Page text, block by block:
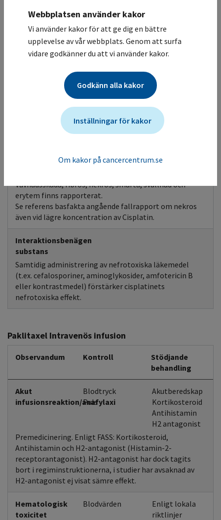
Antiemetika ges enligt lokala protokoll.
Extravasering
Gul (Låg
koncentration)
Vävnadsretande vid låg koncentration/liten mängd,
men ger sällan allvarlig skada (medelhög risk för
vävnadsskada).
Se referens basfakta angående fallrapport om nekros
Extravasering
(>0,4 mg/ml) -risk för nekros (hög risk för
Vävnadsskada, fibros, nekros, smärta, svullnad och
erytem finns rapporterat.
Se referens basfakta angående fallrapport om nekros
även vid lägre koncentration av Cisplatin.
Interaktionsbenägen
substans
Samtidig administrering av nefrotoxiska läkemedel
(t.ex. cefalosporiner, aminoglykosider, amfotericin B
eller kontrastmedel) förstärker cisplatinets
nefrotoxiska effekt.
Paklitaxel Intravenös infusion
Observandum Kontroll
Stödjande
behandling
Akut
infusionsreaktion/anafylaxi
Blodtryck
Akutberedskap
Puls
Kortikosteroid
Antihistamin
H2 antagonist
Premedicinering. Enligt FASS: Kortikosteroid,
Antihistamin och H2-antagonist (Histamin-2-
receptorantagonist). H2-antagonist har dock tagits
bort i regiminstruktionerna, i studier har avsaknad av
H2-antagonist ej visat sämre effekt.
Hematologisk
toxicitet
Blodvärden
Enligt lokala
riktlinjer
Webbplatsen använder kakor
Vi använder kakor för att ge dig en bättre
upplevelse av vår webbplats. Genom att surfa
vidare godkänner du att vi använder kakor.
Godkänn alla kakor
Inställningar för kakor
Om kakor på cancercentrum.se